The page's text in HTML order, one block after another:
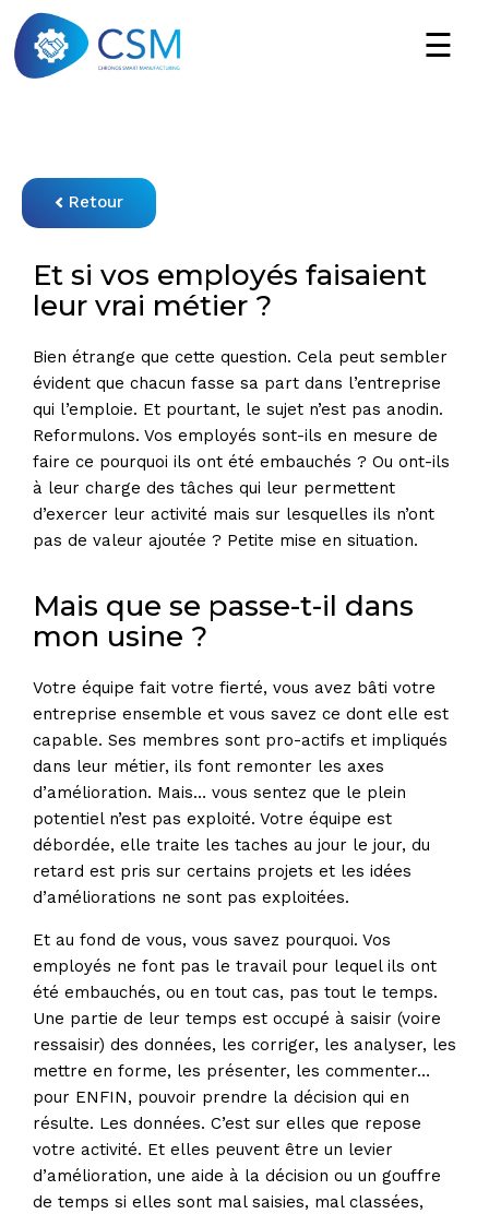
Retour
Et si vos employés faisaient
leur vrai métier ?
Bien étrange que cette question. Cela peut sembler
évident que chacun fasse sa part dans l’entreprise
qui l’emploie. Et pourtant, le sujet n’est pas anodin.
Reformulons. Vos employés sont-ils en mesure de
faire ce pourquoi ils ont été embauchés ? Ou ont-ils
à leur charge des tâches qui leur permettent
d’exercer leur activité mais sur lesquelles ils n’ont
pas de valeur ajoutée ? Petite mise en situation.
Mais que se passe-t-il dans
mon usine ?
Votre équipe fait votre fierté, vous avez bâti votre
entreprise ensemble et vous savez ce dont elle est
capable. Ses membres sont pro-actifs et impliqués
dans leur métier, ils font remonter les axes
d’amélioration. Mais… vous sentez que le plein
potentiel n’est pas exploité. Votre équipe est
débordée, elle traite les taches au jour le jour, du
retard est pris sur certains projets et les idées
d’améliorations ne sont pas exploitées.
Et au fond de vous, vous savez pourquoi. Vos
employés ne font pas le travail pour lequel ils ont
été embauchés, ou en tout cas, pas tout le temps.
Une partie de leur temps est occupé à saisir (voire
ressaisir) des données, les corriger, les analyser, les
mettre en forme, les présenter, les commenter…
pour ENFIN, pouvoir prendre la décision qui en
résulte. Les données. C’est sur elles que repose
votre activité. Et elles peuvent être un levier
d’amélioration, une aide à la décision ou un gouffre
de temps si elles sont mal saisies, mal classées,